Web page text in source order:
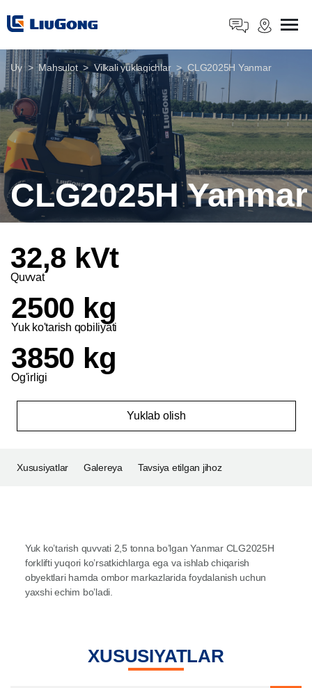
CLG2025H Yanmar
32,8 kVt
Quvvat
2500 kg
Yuk ko'tarish qobiliyati
3850 kg
Og'irligi
Yuklab olish
Uy Mahsulot Vilkali yuklagichlar CLG2025H Yanmar
Xususiyatlar Galereya Tavsiya etilgan jihoz
Yuk ko’tarish quvvati 2,5 tonna bo’lgan Yanmar CLG2025H
forklifti yuqori ko’rsatkichlarga ega va ishlab chiqarish
obyektlari hamda ombor markazlarida foydalanish uchun
yaxshi echim bo’ladi.
XUSUSIYATLAR